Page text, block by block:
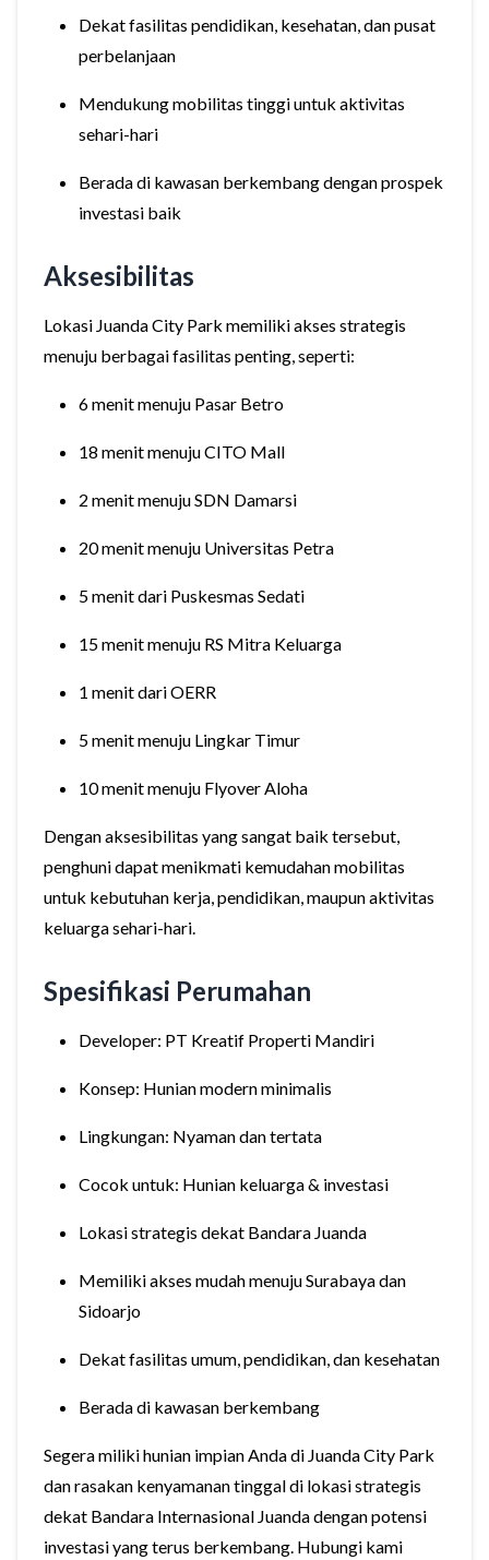
Dekat fasilitas pendidikan, kesehatan, dan pusat
perbelanjaan
Mendukung mobilitas tinggi untuk aktivitas
sehari-hari
Berada di kawasan berkembang dengan prospek
investasi baik
Aksesibilitas
Lokasi Juanda City Park memiliki akses strategis
menuju berbagai fasilitas penting, seperti:
6 menit menuju Pasar Betro
18 menit menuju CITO Mall
2 menit menuju SDN Damarsi
20 menit menuju Universitas Petra
5 menit dari Puskesmas Sedati
15 menit menuju RS Mitra Keluarga
1 menit dari OERR
5 menit menuju Lingkar Timur
10 menit menuju Flyover Aloha
Dengan aksesibilitas yang sangat baik tersebut,
penghuni dapat menikmati kemudahan mobilitas
untuk kebutuhan kerja, pendidikan, maupun aktivitas
keluarga sehari-hari.
Spesifikasi Perumahan
Developer: PT Kreatif Properti Mandiri
Konsep: Hunian modern minimalis
Lingkungan: Nyaman dan tertata
Cocok untuk: Hunian keluarga & investasi
Lokasi strategis dekat Bandara Juanda
Memiliki akses mudah menuju Surabaya dan
Sidoarjo
Dekat fasilitas umum, pendidikan, dan kesehatan
Berada di kawasan berkembang
Segera miliki hunian impian Anda di Juanda City Park
dan rasakan kenyamanan tinggal di lokasi strategis
dekat Bandara Internasional Juanda dengan potensi
investasi yang terus berkembang. Hubungi kami